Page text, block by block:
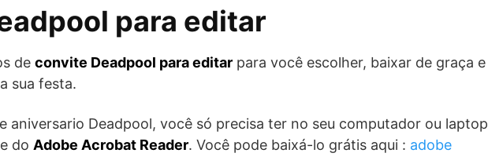
para editar
de convite Deadpool para editar para você escolher, baixar de graça e
sua festa.
aniversario Deadpool, você só precisa ter no seu computador ou laptop
do Adobe Acrobat Reader. Você pode baixá-lo grátis aqui : adobe